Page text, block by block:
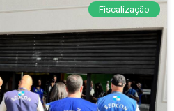
Fiscalização